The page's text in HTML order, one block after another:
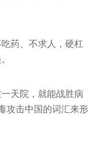
药、不求人，硬杠
天院，就能战胜病
攻击中国的词汇来形